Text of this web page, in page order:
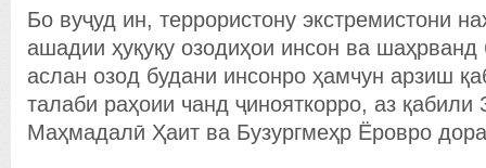
Бо вуҷуд ин, террористону экстремистони
ашадии ҳуқуқу озодиҳои инсон ва
аслан озод будани инсонро ҳамчун арзиш
талаби раҳоии чанд ҷинояткорро, аз
Маҳмадалӣ Ҳаит ва Бузургмеҳр Ёровро